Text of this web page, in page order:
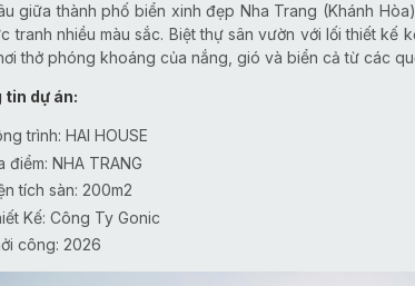
giữa thành phố biển xinh đẹp Nha Trang (Khánh
tranh nhiều màu sắc. Biệt thự sân vườn với lối thiết kế
thở phóng khoáng của nắng, gió và biển cả từ các
tin dự án:
trình: HAI HOUSE
điểm: NHA TRANG
tích sàn: 200m2
Kế: Công Ty Gonic
công: 2026